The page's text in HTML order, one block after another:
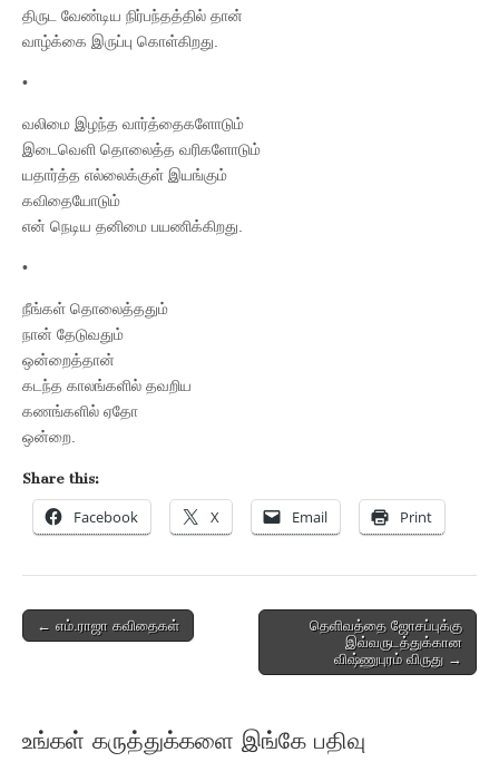
திருட வேண்டிய நிர்பந்தத்தில் தான்
வாழ்க்கை இருப்பு கொள்கிறது.
•
வலிமை இழந்த வார்த்தைகளோடும்
இடைவெளி தொலைத்த வரிகளோடும்
யதார்த்த எல்லைக்குள் இயங்கும்
கவிதையோடும்
என் நெடிய தனிமை பயணிக்கிறது.
•
நீங்கள் தொலைத்ததும்
நான் தேடுவதும்
ஒன்றைத்தான்
கடந்த காலங்களில் தவறிய
கணங்களில் ஏதோ
ஒன்றை.
Share this:
Facebook X Email Print
Post
← எம்.ராஜா கவிதைகள்
தெளிவத்தை ஜோசப்புக்கு
இவ்வருடத்துக்கான
விஷ்ணுபுரம் விருது →
உங்கள் கருத்துக்களை இங்கே பதிவு